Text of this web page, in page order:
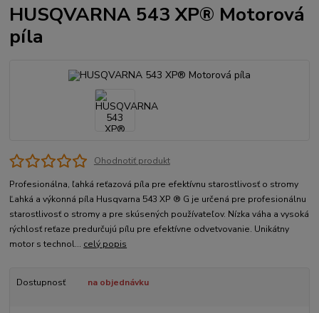
HUSQVARNA 543 XP® Motorová
píla
Ohodnotiť produkt
Profesionálna, ľahká reťazová píla pre efektívnu starostlivosť o stromy
Ľahká a výkonná píla Husqvarna 543 XP ® G je určená pre profesionálnu
starostlivosť o stromy a pre skúsených používateľov. Nízka váha a vysoká
rýchlosť reťaze predurčujú pílu pre efektívne odvetvovanie. Unikátny
motor s technol... celý popis
Dostupnosť na objednávku